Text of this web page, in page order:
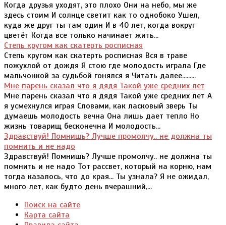
Когда друзья уходят, это плохо Они на небо, мы же
здесь стоим И солнце светит как то однобоко Ушел,
куда же друг ты там один И в 40 лет, когда вокруг
цветёт Когда все только начинает жить...
Степь кругом как скатерть росписная
Степь кругом как скатерть росписная Вся в траве
пожухлой от дождя Я стою где молодость играла Где
мальчонкой за судьбой гонялся я Читать далее.........
Мне парень сказал что я дядя Такой уже средних лет
Мне парень сказал что я дядя Такой уже средних лет А
я усмехнулся играя Словами, как ласковый зверь Ты
думаешь молодость вечна Она лишь дает тепло Но
жизнь товарищ бесконечна И молодость...
Здравствуй! Помнишь? Лучше промолчу.. не должна ты
помнить и не надо
Здравствуй! Помнишь? Лучше промолчу.. не должна ты
помнить и не надо Тот рассвет, который на корню, нам
тогда казалось, что до края... Ты узнала? Я не ожидал,
много лет, как будто день вчерашний,...
Поиск на сайте
Карта сайта